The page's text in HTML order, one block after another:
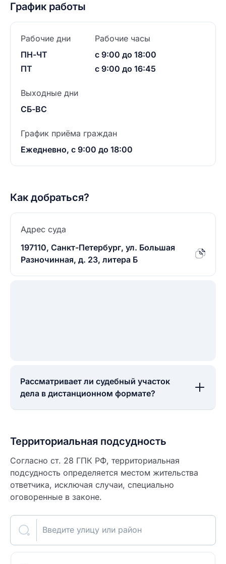
График работы
Рабочие дни
ПН-ЧТ
ПТ
Рабочие часы
с 9:00 до 18:00
с 9:00 до 16:45
Выходные дни
СБ-ВС
График приёма граждан
Ежедневно, с 9:00 до 18:00
Как добраться?
Адрес суда
197110, Санкт-Петербург, ул. Большая
Разночинная, д. 23, литера Б
Рассматривает ли судебный участок
дела в дистанционном формате?
Территориальная подсудность
Согласно ст. 28 ГПК РФ, территориальная
подсудность определяется местом жительства
ответчика, исключая случаи, специально
оговоренные в законе.
Введите улицу или район